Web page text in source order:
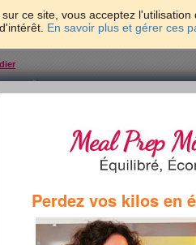
ce site, vous acceptez
En savoir plus et gérer ces
Psycho & tests Forme & santé
Bons Plans
Perdez vos kilos en